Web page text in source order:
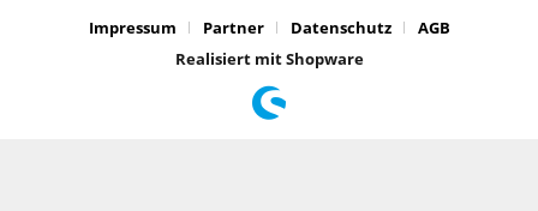
Impressum
Partner Datenschutz
AGB
Realisiert mit Shopware